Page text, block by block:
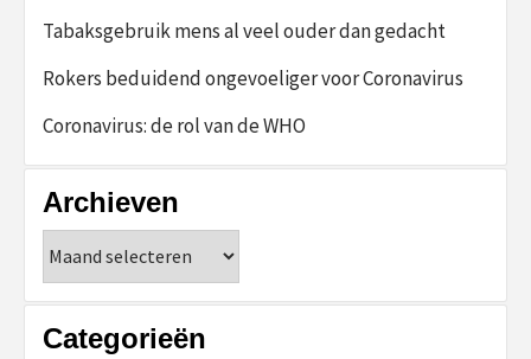
Tabaksgebruik mens al veel ouder dan gedacht
Rokers beduidend ongevoeliger voor Coronavirus
Coronavirus: de rol van de WHO
Archieven
Categorieën